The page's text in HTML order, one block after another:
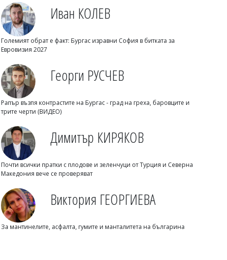
Димитър КИРЯКОВ
Будите се около 3 часа през нощта?
Розов таратор за 6,50 евро разбуни
Иван КОЛЕВ
Големият обрат е факт: Бургас изравни София в битката за
Евровизия 2027
Георги РУСЧЕВ
Рапър възпя контрастите на Бургас - град на греха, баровците и
трите черти (ВИДЕО)
Димитър КИРЯКОВ
Почти всички пратки с плодове и зеленчуци от Турция и Северна
Македония вече се проверяват
Виктория ГЕОРГИЕВА
За мантинелите, асфалта, гумите и манталитета на българина